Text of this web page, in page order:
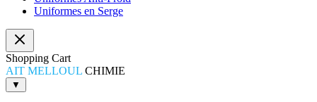
Uniformes en Serge
Shopping Cart
AIT MELLOUL CHIMIE
▼